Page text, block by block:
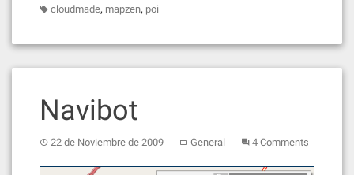
cloudmade, mapzen, poi
Navibot
22 de Noviembre de 2009 General 4 Comments